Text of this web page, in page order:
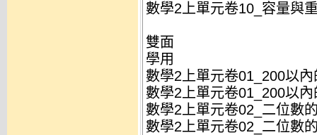
數學2上單元卷10_容量與
雙面
學用
數學2上單元卷01_200以
數學2上單元卷01_200以
數學2上單元卷02_二位數
數學2上單元卷02_二位數